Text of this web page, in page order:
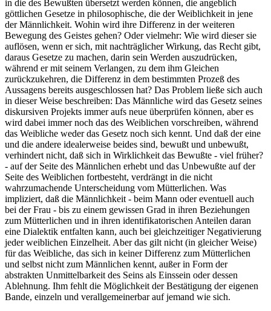
in die des Bewußten übersetzt werden können, die angeblich
göttlichen Gesetze in philosophische, die der Weiblichkeit in jene
der Männlichkeit. Wohin wird ihre Differenz in der weiteren
Bewegung des Geistes gehen? Oder vielmehr: Wie wird dieser sie
auflösen, wenn er sich, mit nachträglicher Wirkung, das Recht gibt,
daraus Gesetze zu machen, darin sein Werden auszudrücken,
während er mit seinem Verlangen, zu dem ihm Gleichen
zurückzukehren, die Differenz in dem bestimmten Prozeß des
Aussagens bereits ausgeschlossen hat? Das Problem ließe sich auch
in dieser Weise beschreiben: Das Männliche wird das Gesetz seines
diskursiven Projekts immer aufs neue überprüfen können, aber es
wird dabei immer noch das des Weiblichen vorschreiben, während
das Weibliche weder das Gesetz noch sich kennt. Und daß der eine
und die andere idealerweise beides sind, bewußt und unbewußt,
verhindert nicht, daß sich in Wirklichkeit das Bewußte - viel früher?
- auf der Seite des Männlichen erhebt und das Unbewußte auf der
Seite des Weiblichen fortbesteht, verdrängt in die nicht
wahrzumachende Unterscheidung vom Mütterlichen. Was
impliziert, daß die Männlichkeit - beim Mann oder eventuell auch
bei der Frau - bis zu einem gewissen Grad in ihren Beziehungen
zum Mütterlichen und in ihren identifikatorischen Anteilen daran
eine Dialektik entfalten kann, auch bei gleichzeitiger Negativierung
jeder weiblichen Einzelheit. Aber das gilt nicht (in gleicher Weise)
für das Weibliche, das sich in keiner Differenz zum Mütterlichen
und selbst nicht zum Männlichen kennt, außer in Form der
abstrakten Unmittelbarkeit des Seins als Einssein oder dessen
Ablehnung. Ihm fehlt die Möglichkeit der Bestätigung der eigenen
Bande, einzeln und verallgemeinerbar auf jemand wie sich.